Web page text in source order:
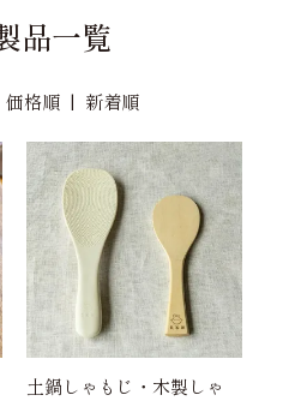
品一覧
価格順| 新着順
土鍋しゃもじ・木製しゃ